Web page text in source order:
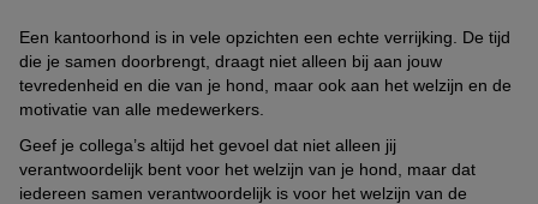
Een kantoorhond is in vele opzichten een echte verrijking. De tijd
die je samen doorbrengt, draagt niet alleen bij aan jouw
tevredenheid en die van je hond, maar ook aan het welzijn en de
motivatie van alle medewerkers.
Geef je collega’s altijd het gevoel dat niet alleen jij
verantwoordelijk bent voor het welzijn van je hond, maar dat
iedereen samen verantwoordelijk is voor het welzijn van de